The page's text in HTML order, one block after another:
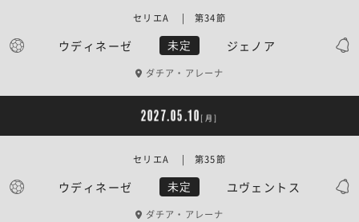
ウディネーゼ 未定 ジェノア
セリエA | 第34節
ダチア・アレーナ
2027.05.10 [月]
ウディネーゼ 未定 ユヴェントス
セリエA | 第35節
ダチア・アレーナ